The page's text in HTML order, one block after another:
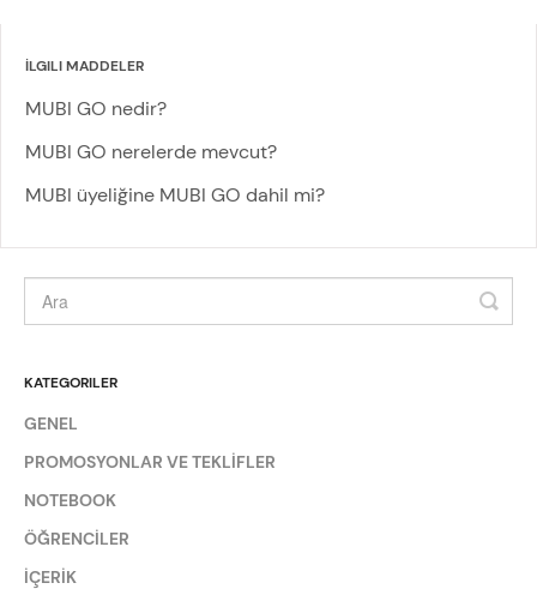
İLGILI MADDELER
MUBI GO nedir?
MUBI GO nerelerde mevcut?
MUBI üyeliğine MUBI GO dahil mi?
KATEGORILER
GENEL
PROMOSYONLAR VE TEKLİFLER
NOTEBOOK
ÖĞRENCİLER
İÇERİK